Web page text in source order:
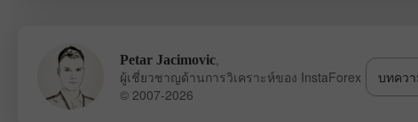
Petar Jacimovic
ผู้เชี่ยวชาญด้านการวิเคราะห์ของ InstaForex
© 2007-2026
บทคว